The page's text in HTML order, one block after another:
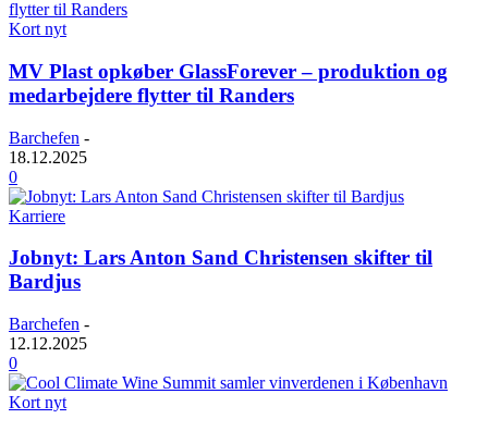
Kort nyt
MV Plast opkøber GlassForever – produktion og
medarbejdere flytter til Randers
Barchefen -
18.12.2025
0
Karriere
Jobnyt: Lars Anton Sand Christensen skifter til
Bardjus
Barchefen -
12.12.2025
0
Kort nyt